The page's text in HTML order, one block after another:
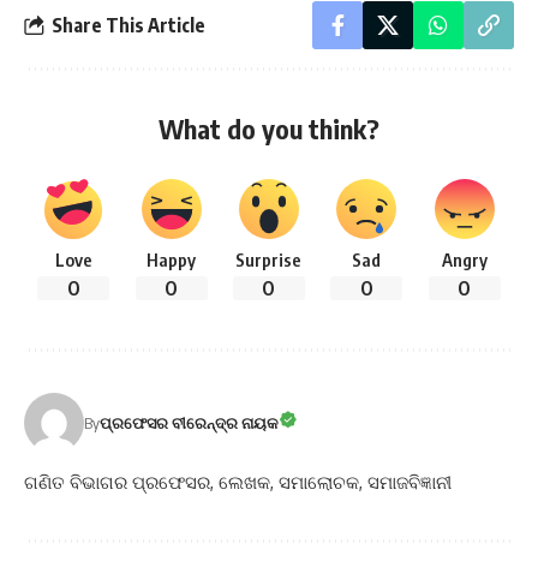
Share This Article
What do you think?
Love
0
Happy
0
Surprise
0
Sad
0
Angry
0
Byପ୍ରଫେସର ବୀରେନ୍ଦ୍ର ନାୟକ
ଗଣିତ ବିଭାଗର ପ୍ରଫେସର, ଲେଖକ, ସମାଲୋଚକ, ସମାଜବିଜ୍ଞାନୀ